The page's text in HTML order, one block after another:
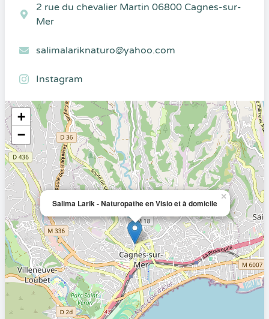
2 rue du chevalier Martin 06800 Cagnes-sur-
Mer
salimalariknaturo@yahoo.com
Instagram
Salima Larik - Naturopathe en Visio et à domicile
×
+
−